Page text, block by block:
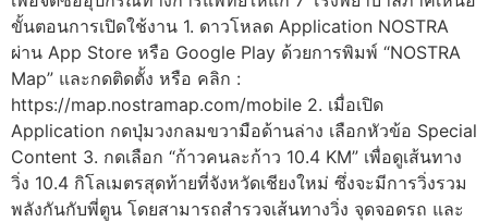
ขั้นตอนการเปิดใช้งาน 1. ดาวโหลด Application NOSTRA
ผ่าน App Store หรือ Google Play ด้วยการพิมพ์ “NOSTRA
Map” และกดติดตั้ง หรือ คลิก :
https://map.nostramap.com/mobile 2. เมื่อเปิด
Application กดปุ่มวงกลมขวามือด้านล่าง เลือกหัวข้อ Special
Content 3. กดเลือก “ก้าวคนละก้าว 10.4 KM” เพื่อดูเส้นทาง
วิ่ง 10.4 กิโลเมตรสุดท้ายที่จังหวัดเชียงใหม่ ซึ่งจะมีการวิ่งรวม
พลังกันกับพี่ตูน โดยสามารถสำรวจเส้นทางวิ่ง จุดจอดรถ และ